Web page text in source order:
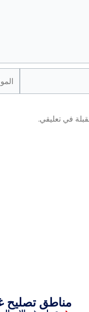
في تعليقي.
مناطق تصليح